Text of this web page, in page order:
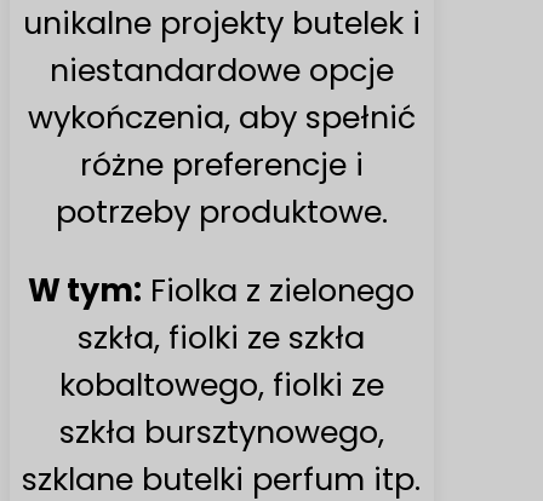
unikalne projekty butelek i
niestandardowe opcje
wykończenia, aby spełnić
różne preferencje i
potrzeby produktowe.
W tym: Fiolka z zielonego
szkła, fiolki ze szkła
kobaltowego, fiolki ze
szkła bursztynowego,
szklane butelki perfum itp.